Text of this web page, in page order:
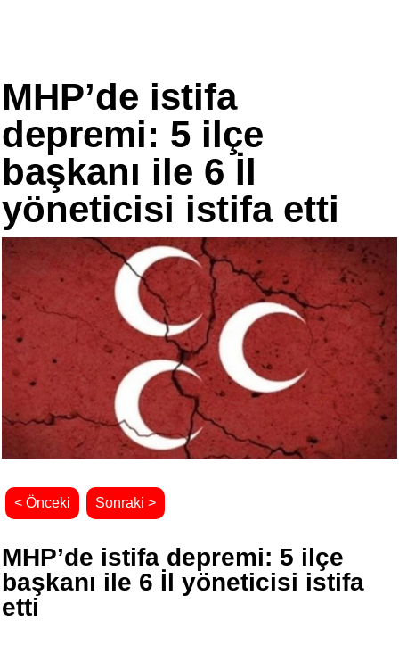
MHP’de istifa
depremi: 5 ilçe
başkanı ile 6 İl
yöneticisi istifa etti
< Önceki Sonraki >
MHP’de istifa depremi: 5 ilçe
başkanı ile 6 İl yöneticisi istifa
etti